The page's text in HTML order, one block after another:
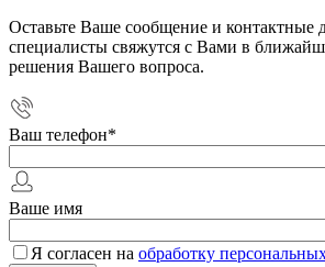
Оставьте Ваше сообщение и контактные
специалисты свяжутся с Вами в
решения Вашего вопроса.
Ваш телефон*
Ваше имя
Я согласен на обработку